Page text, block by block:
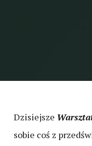
Dzisiejsze
sobie coś z